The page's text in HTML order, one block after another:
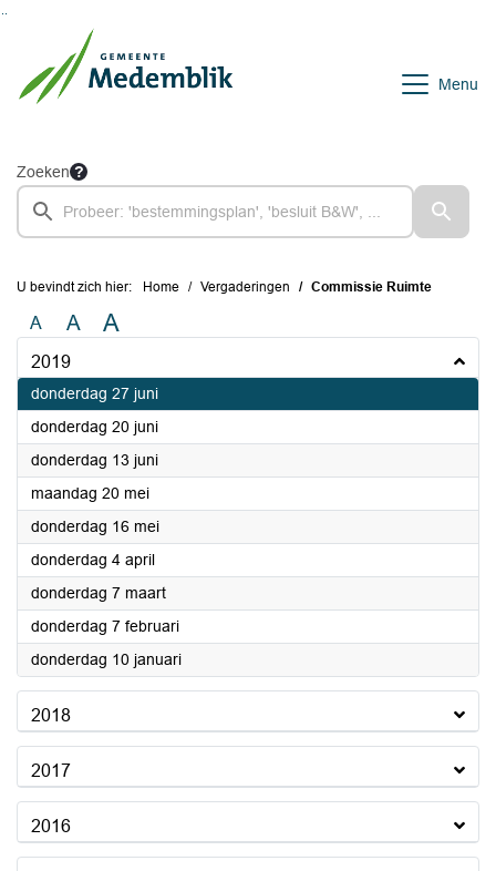
Menu
Zoeken
U bevindt zich hier: Home Vergaderingen Commissie Ruimte
A A A
2019
donderdag 27 juni2019
donderdag 20 juni2019
donderdag 13 juni2019
maandag 20 mei2019
donderdag 16 mei2019
donderdag 4 april2019
donderdag 7 maart2019
donderdag 7 februari2019
donderdag 10 januari2019
2018
2017
2016